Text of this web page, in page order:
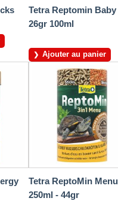
Tetra Reptomin Baby
26gr 100ml
Ajouter au panier
Tetra ReptoMin Menu
250ml - 44gr